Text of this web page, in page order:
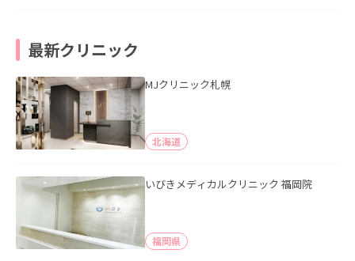
最新クリニック
MJクリニック札幌
北海道
いびきメディカルクリニック 福岡院
福岡県